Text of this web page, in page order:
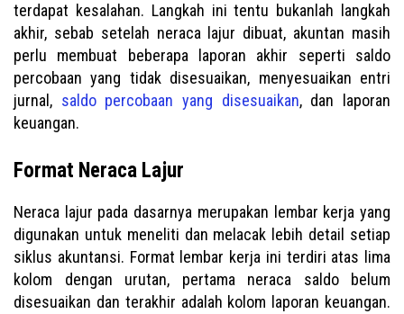
terdapat kesalahan. Langkah ini tentu bukanlah langkah
akhir, sebab setelah neraca lajur dibuat, akuntan masih
perlu membuat beberapa laporan akhir seperti saldo
percobaan yang tidak disesuaikan, menyesuaikan entri
jurnal, saldo percobaan yang disesuaikan, dan laporan
keuangan.
Format Neraca Lajur
Neraca lajur pada dasarnya merupakan lembar kerja yang
digunakan untuk meneliti dan melacak lebih detail setiap
siklus akuntansi. Format lembar kerja ini terdiri atas lima
kolom dengan urutan, pertama neraca saldo belum
disesuaikan dan terakhir adalah kolom laporan keuangan.